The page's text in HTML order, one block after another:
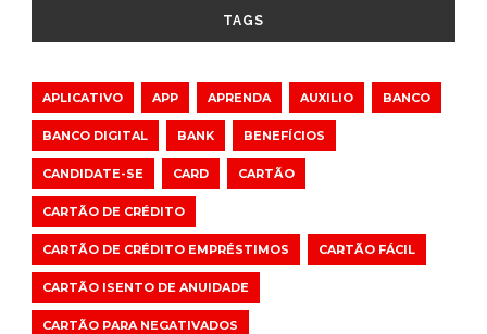
TAGS
APLICATIVO APP APRENDA AUXILIO BANCO
BANCO DIGITAL BANK BENEFÍCIOS
CANDIDATE-SE CARD CARTÃO
CARTÃO DE CRÉDITO
CARTÃO DE CRÉDITO EMPRÉSTIMOS CARTÃO FÁCIL
CARTÃO ISENTO DE ANUIDADE
CARTÃO PARA NEGATIVADOS